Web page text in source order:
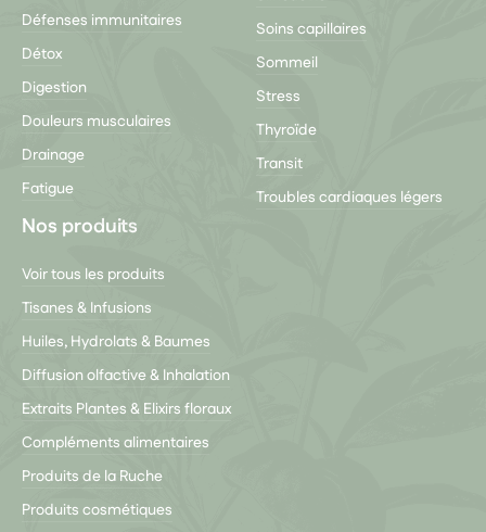
Défenses immunitaires
Détox
Digestion
Douleurs musculaires
Drainage
Fatigue
Soins capillaires
Sommeil
Stress
Thyroïde
Transit
Troubles cardiaques légers
Nos produits
Voir tous les produits
Tisanes & Infusions
Huiles, Hydrolats & Baumes
Diffusion olfactive & Inhalation
Extraits Plantes & Elixirs floraux
Compléments alimentaires
Produits de la Ruche
Produits cosmétiques